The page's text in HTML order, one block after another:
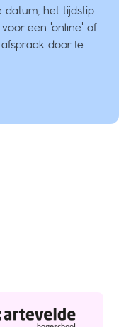
datum, het tijdstip
een 'online' of
door te